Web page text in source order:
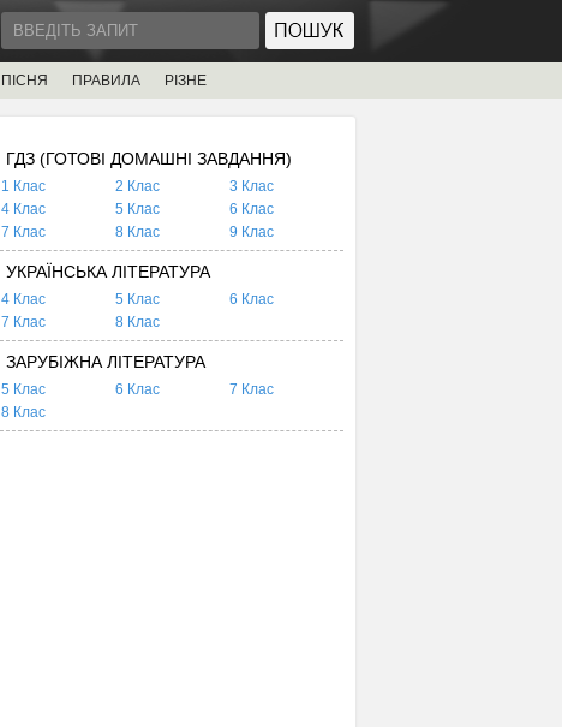
ПІСНЯ ПРАВИЛА РІЗНЕ
ГДЗ (ГОТОВІ ДОМАШНІ ЗАВДАННЯ)
1 Клас 2 Клас
3 Клас
4 Клас
5 Клас
6 Клас
7 Клас
8 Клас 9 Клас
УКРАЇНСЬКА ЛІТЕРАТУРА
4 Клас 5 Клас
6 Клас
7 Клас
8 Клас
ЗАРУБІЖНА ЛІТЕРАТУРА
5 Клас 6 Клас
7 Клас
8 Клас